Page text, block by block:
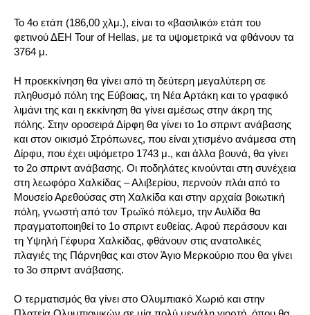
Το 4ο ετάπ (186,00 χλμ.), είναι το «βασιλικό» ετάπ του
φετινού ΔΕΗ Tour of Hellas, με τα υψομετρικά να φθάνουν τα
3764 μ.
Η προεκκίνηση θα γίνει από τη δεύτερη μεγαλύτερη σε
πληθυσμό πόλη της Εύβοιας, τη Νέα Αρτάκη και το γραφικό
λιμάνι της και η εκκίνηση θα γίνει αμέσως στην άκρη της
πόλης. Στην οροσειρά Δίρφη θα γίνει το 1ο σπριντ ανάβασης
και στον οικισμό Στρόπωνες, που είναι χτισμένο ανάμεσα στη
Δίρφυ, που έχει υψόμετρο 1743 μ., και άλλα βουνά, θα γίνει
το 2ο σπριντ ανάβασης. Οι ποδηλάτες κινούνται στη συνέχεια
στη λεωφόρο Χαλκίδας – Αλιβερίου, περνούν πλάι από το
Μουσείο Αρεθούσας στη Χαλκίδα και στην αρχαία βοιωτική
πόλη, γνωστή από τον Τρωϊκό πόλεμο, την Αυλίδα θα
πραγματοποιηθεί το 1ο σπριντ ευθείας. Αφού περάσουν και
τη Υψηλή Γέφυρα Χαλκίδας, φθάνουν στις ανατολικές
πλαγιές της Πάρνηθας και στον Άγιο Μερκούριο που θα γίνει
το 3ο σπριντ ανάβασης.
Ο τερματισμός θα γίνει στο Ολυμπιακό Χωριό και στην